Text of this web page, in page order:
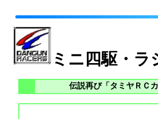
ミニ四駆・
伝説再び「タミヤＲＣ